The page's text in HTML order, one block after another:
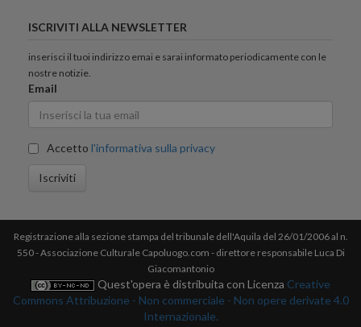
ISCRIVITI ALLA NEWSLETTER
inserisci il tuoi indirizzo emai e sarai informato periodicamente con le
nostre notizie.
Email
Accetto l'informativa sulla privacy
Iscriviti
Registrazione alla sezione stampa del tribunale dell'Aquila del 26/01/2006 al n.
550 - Associazione Culturale Capoluogo.com - direttore responsabile Luca Di
Giacomantonio
Quest'opera è distribuita con Licenza Creative
Commons Attribuzione - Non commerciale - Non opere derivate 4.0
Internazionale.